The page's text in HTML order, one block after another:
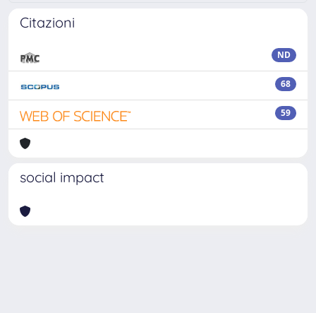
Citazioni
ND
68
59
social impact